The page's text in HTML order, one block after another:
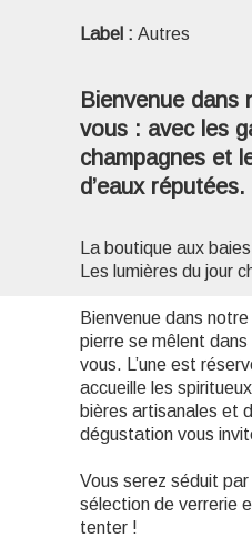
Label : Autres
Bienvenue
vous : avec les
champagnes et
d’eaux réputées.
La boutique aux
Les lumières du jour
Bienvenue dans
pierre se mêlent
vous. L’une est
accueille les
bières artisanales et
dégustation vous
Vous serez séduit
sélection de verrerie
tenter !